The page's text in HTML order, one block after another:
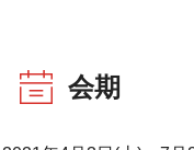
会期